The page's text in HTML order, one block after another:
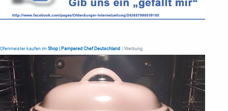
Ofenmeister kaufen im Shop | Pampered Chef Deutschland | Werbung